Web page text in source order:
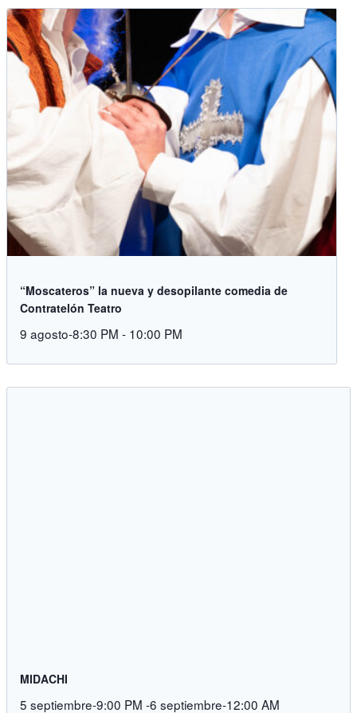
“Moscateros” la nueva y desopilante comedia de
Contratelón Teatro
9 agosto-8:30 PM - 10:00 PM
MIDACHI
5 septiembre-9:00 PM -6 septiembre-12:00 AM